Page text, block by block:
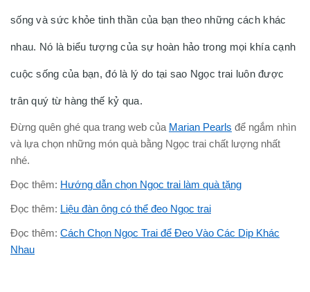
sống và sức khỏe tinh thần của bạn theo những cách khác
nhau. Nó là biểu tượng của sự hoàn hảo trong mọi khía cạnh
cuộc sống của bạn, đó là lý do tại sao Ngọc trai luôn được
trân quý từ hàng thế kỷ qua.
Đừng quên ghé qua trang web của Marian Pearls để ngắm nhìn
và lựa chọn những món quà bằng Ngọc trai chất lượng nhất
nhé.
Đọc thêm: Hướng dẫn chọn Ngọc trai làm quà tặng
Đọc thêm: Liệu đàn ông có thể đeo Ngọc trai
Đọc thêm: Cách Chọn Ngọc Trai để Đeo Vào Các Dịp Khác
Nhau